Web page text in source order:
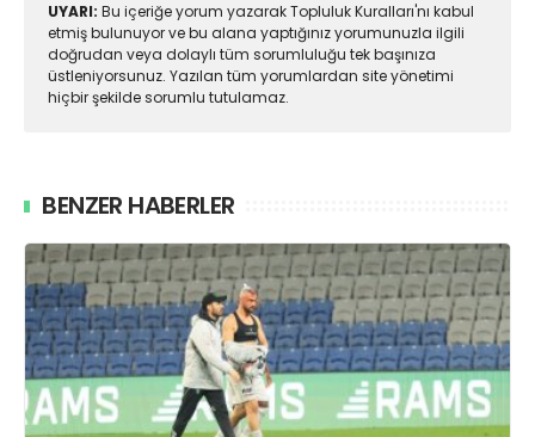
UYARI: Bu içeriğe yorum yazarak Topluluk Kuralları'nı kabul
etmiş bulunuyor ve bu alana yaptığınız yorumunuzla ilgili
doğrudan veya dolaylı tüm sorumluluğu tek başınıza
üstleniyorsunuz. Yazılan tüm yorumlardan site yönetimi
hiçbir şekilde sorumlu tutulamaz.
BENZER HABERLER